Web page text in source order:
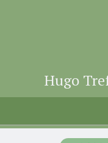
Hugo